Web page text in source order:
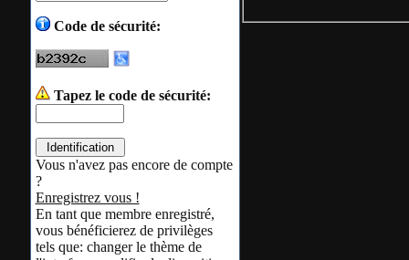
Code de sécurité:
Tapez le code de sécurité:
Vous n'avez pas encore de compte
?
Enregistrez vous !
En tant que membre enregistré,
vous bénéficierez de privilèges
tels que: changer le thème de